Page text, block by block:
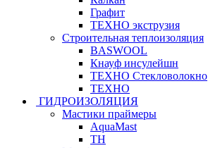
Графит
ТЕХНО экструзия
Строительная теплоизоляция
BASWOOL
Кнауф инсулейшн
ТЕХНО Стекловолокно
ТЕХНО
ГИДРОИЗОЛЯЦИЯ
Мастики праймеры
AquaMast
ТН